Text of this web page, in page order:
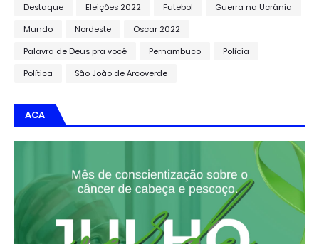
Destaque
Eleições 2022 Futebol
Guerra na Ucrânia
Mundo
Nordeste
Oscar 2022
Palavra de Deus pra você
Pernambuco
Polícia
Política
São João de Arcoverde
ACA